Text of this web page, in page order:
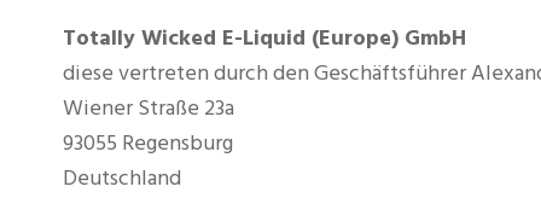
Totally Wicked E-Liquid (Europe) GmbH
diese vertreten durch den Geschäftsführer
Wiener Straße 23a
93055 Regensburg
Deutschland